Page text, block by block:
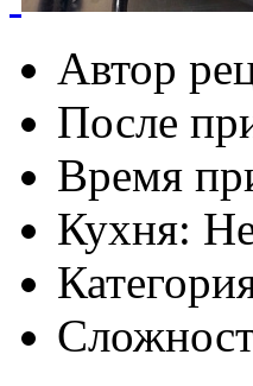
Автор
После
Время
Кухня: